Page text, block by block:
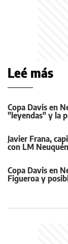
Leé más
Copa Davis en
"leyendas" y la
Javier Frana,
con LM
Copa Davis en
Figueroa y